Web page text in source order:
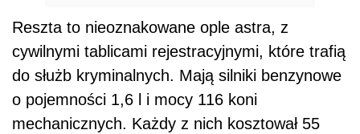
Reszta to nieoznakowane ople astra, z
cywilnymi tablicami rejestracyjnymi, które trafią
do służb kryminalnych. Mają silniki benzynowe
o pojemności 1,6 l i mocy 116 koni
mechanicznych. Każdy z nich kosztował 55